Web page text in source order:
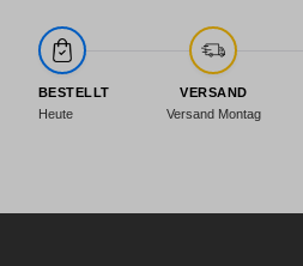
BESTELLT
Heute
VERSAND
Versand Montag